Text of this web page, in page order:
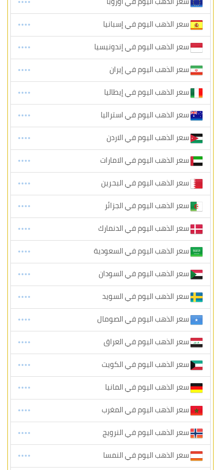
سعر الذهب اليوم في إسبانيا
سعر الذهب اليوم في إندونيسيا
سعر الذهب اليوم في إيران
سعر الذهب اليوم في إيطاليا
سعر الذهب اليوم في استراليا
سعر الذهب اليوم في الاردن
سعر الذهب اليوم في الامارات
سعر الذهب اليوم في البحرين
سعر الذهب اليوم في الجزائر
سعر الذهب اليوم في الدنمارك
سعر الذهب اليوم في السعودية
سعر الذهب اليوم في السودان
سعر الذهب اليوم في السويد
سعر الذهب اليوم في الصومال
سعر الذهب اليوم في العراق
سعر الذهب اليوم في الكويت
سعر الذهب اليوم في المانيا
سعر الذهب اليوم في المغرب
سعر الذهب اليوم في النرويج
سعر الذهب اليوم في النمسا